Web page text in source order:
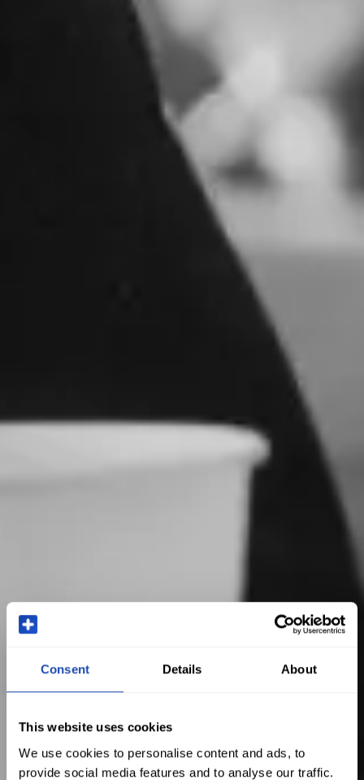
Consent Details About
This website uses cookies
We use cookies to personalise content and ads, to
provide social media features and to analyse our traffic.